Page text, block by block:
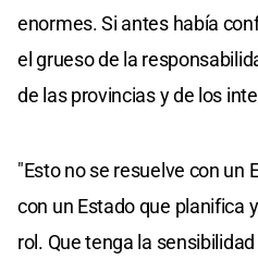
enormes. Si antes había
el grueso de la
de las provincias y de los
"Esto no se resuelve con un
con un Estado que planifica
rol. Que tenga la